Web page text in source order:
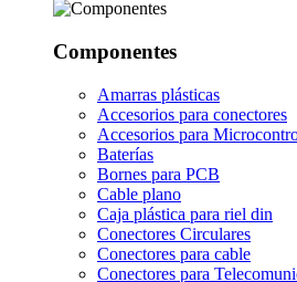
Componentes
Amarras plásticas
Accesorios para conectores
Accesorios para
Baterías
Bornes para PCB
Cable plano
Caja plástica para riel din
Conectores Circulares
Conectores para cable
Conectores para